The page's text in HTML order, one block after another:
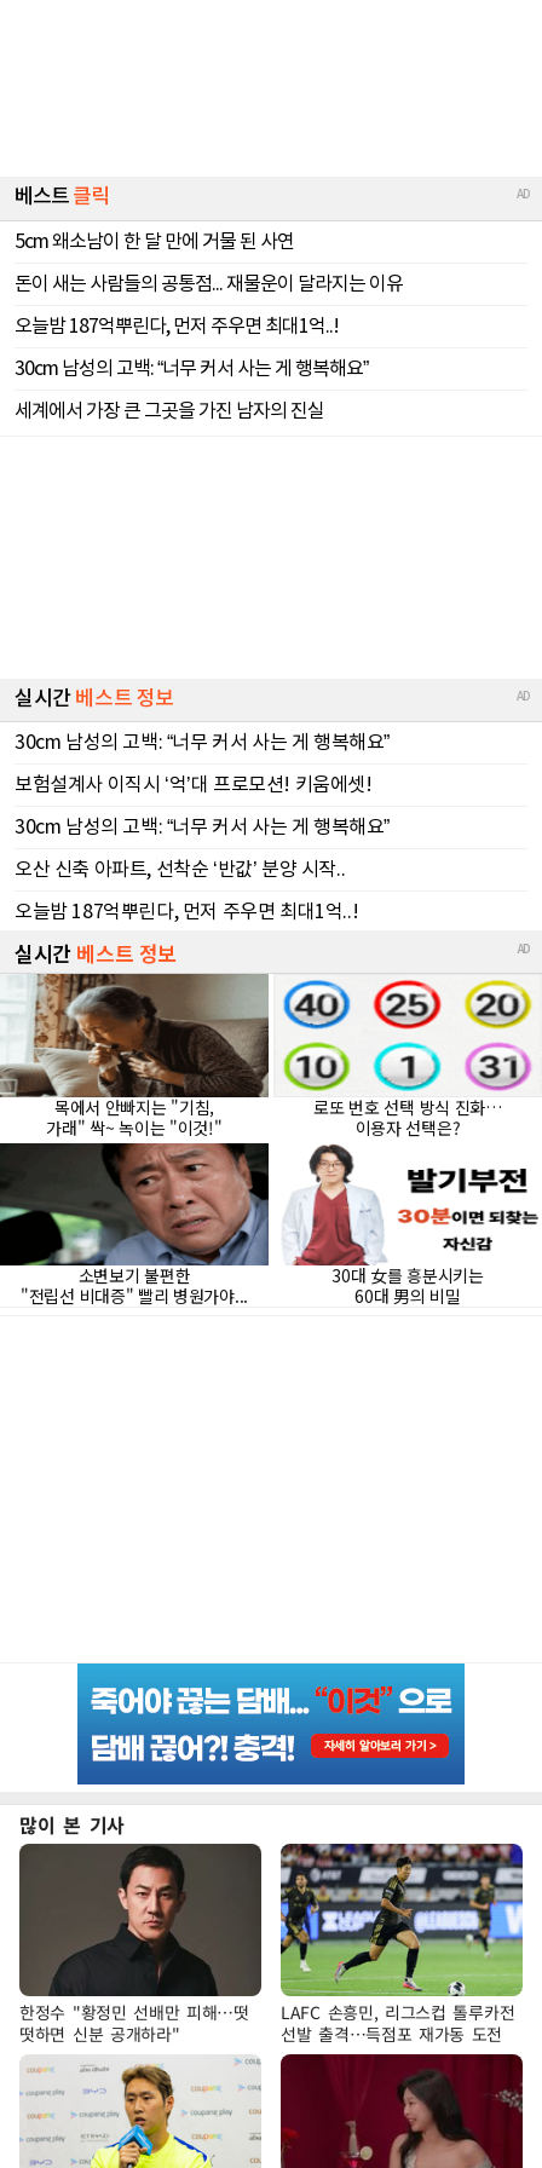
많이 본 기사
한정수 "황정민 선배만 피해…떳
떳하면 신분 공개하라"
LAFC 손흥민, 리그스컵 톨루카전
선발 출격…득점포 재가동 도전